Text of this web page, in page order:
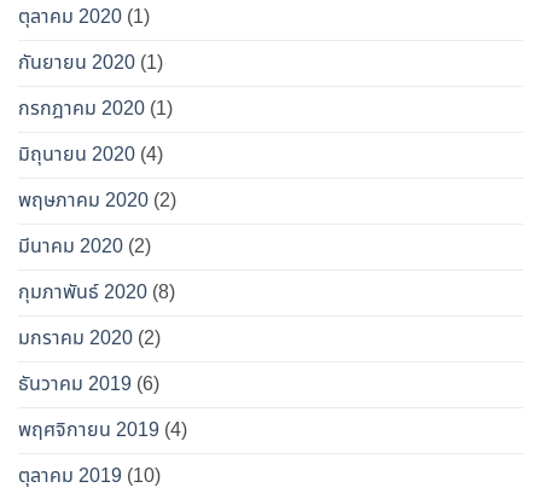
ตุลาคม 2020 (1)
กันยายน 2020 (1)
กรกฎาคม 2020 (1)
มิถุนายน 2020 (4)
พฤษภาคม 2020 (2)
มีนาคม 2020 (2)
กุมภาพันธ์ 2020 (8)
มกราคม 2020 (2)
ธันวาคม 2019 (6)
พฤศจิกายน 2019 (4)
ตุลาคม 2019 (10)